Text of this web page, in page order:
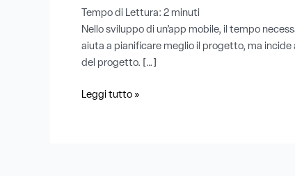
Tempo di Lettura: 2 minuti
Nello sviluppo di un’app mobile, il tempo
aiuta a pianificare meglio il progetto, ma
del progetto. […]
processo
Leggi tutto »